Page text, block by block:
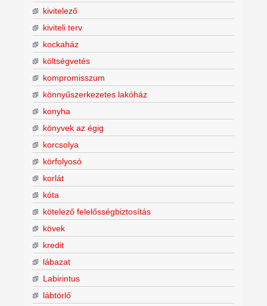
kivitelező
kiviteli terv
kockaház
költségvetés
kompromisszum
könnyűszerkezetes lakóház
konyha
könyvek az égig
korcsolya
körfolyosó
korlát
kóta
kötelező felelősségbiztosítás
kövek
kredit
lábazat
Labirintus
lábtörlő